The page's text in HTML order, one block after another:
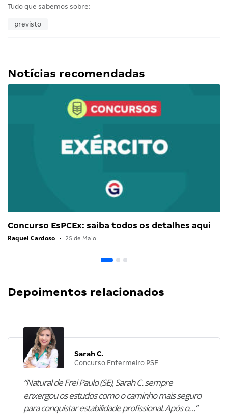
Tudo que sabemos sobre:
previsto
Notícias recomendadas
Concurso EsPCEx: saiba todos os detalhes aqui
Raquel Cardoso • 25 de Maio
Depoimentos relacionados
Sarah C.
Concurso Enfermeiro PSF
“Natural de Frei Paulo (SE), Sarah C. sempre
enxergou os estudos como o caminho mais seguro
para conquistar estabilidade profissional. Após o…”